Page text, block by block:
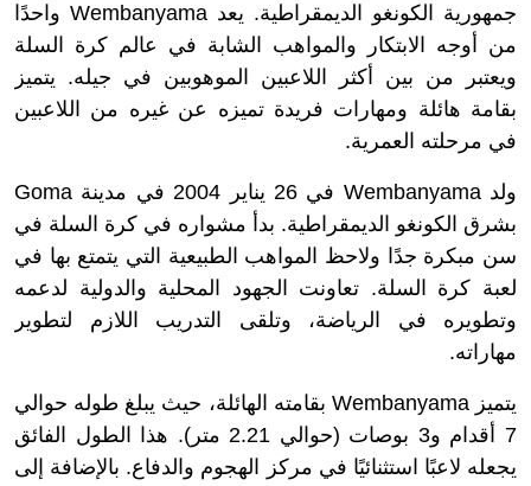
جمهورية الكونغو الديمقراطية. يعد Wembanyama واحدًا
من أوجه الابتكار والمواهب الشابة في عالم كرة السلة
ويعتبر من بين أكثر اللاعبين الموهوبين في جيله. يتميز
بقامة هائلة ومهارات فريدة تميزه عن غيره من اللاعبين
في مرحلته العمرية.
ولد Wembanyama في 26 يناير 2004 في مدينة Goma
بشرق الكونغو الديمقراطية. بدأ مشواره في كرة السلة في
سن مبكرة جدًا ولاحظ المواهب الطبيعية التي يتمتع بها في
لعبة كرة السلة. تعاونت الجهود المحلية والدولية لدعمه
وتطويره في الرياضة، وتلقى التدريب اللازم لتطوير
مهاراته.
يتميز Wembanyama بقامته الهائلة، حيث يبلغ طوله حوالي
7 أقدام و3 بوصات (حوالي 2.21 متر). هذا الطول الفائق
يجعله لاعبًا استثنائيًا في مركز الهجوم والدفاع. بالإضافة إلى